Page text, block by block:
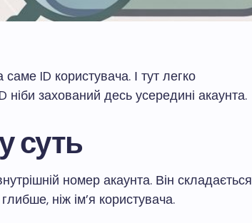
саме ID користувача. І тут легко
ніби захований десь усередині акаунта.
суть
номер акаунта. Він складається
ніж ім’я користувача.